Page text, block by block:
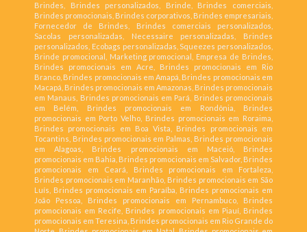
Brindes, Brindes personalizados, Brinde, Brindes comerciais,
Brindes promocionais, Brindes corporativos, Brindes empresariais,
Fornecedor de Brindes, Brindes comerciais personalizados,
Sacolas personalizadas, Necessaire personalizadas, Brindes
personalizados, Ecobags personalizadas, Squeezes personalizados,
Brinde promocional, Marketing promocional, Empresa de Brindes,
Brindes promocionais em Acre, Brindes promocionais em Rio
Branco, Brindes promocionais em Amapá, Brindes promocionais em
Macapá, Brindes promocionais em Amazonas, Brindes promocionais
em Manaus, Brindes promocionais em Pará, Brindes promocionais
em Belém, Brindes promocionais em Rondônia, Brindes
promocionais em Porto Velho, Brindes promocionais em Roraima,
Brindes promocionais em Boa Vista, Brindes promocionais em
Tocantins, Brindes promocionais em Palmas, Brindes promocionais
em Alagoas, Brindes promocionais em Maceió, Brindes
promocionais em Bahia, Brindes promocionais em Salvador, Brindes
promocionais em Ceará, Brindes promocionais em Fortaleza,
Brindes promocionais em Maranhão, Brindes promocionais em São
Luís, Brindes promocionais em Paraíba, Brindes promocionais em
João Pessoa, Brindes promocionais em Pernambuco, Brindes
promocionais em Recife, Brindes promocionais em Piauí, Brindes
promocionais em Teresina, Brindes promocionais em Rio Grande do